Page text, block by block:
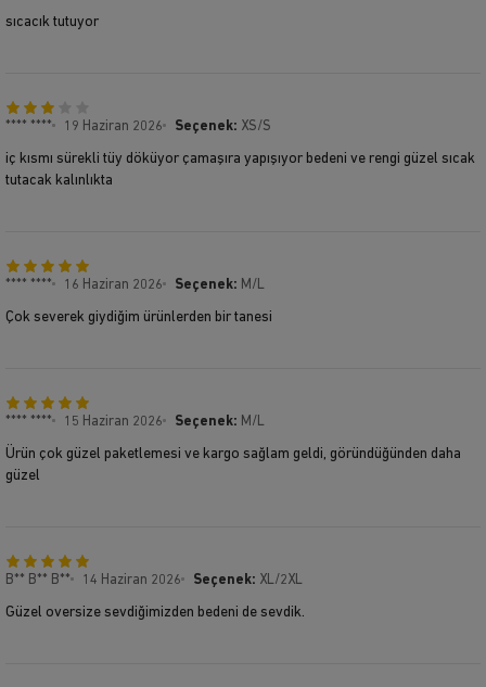
sıcacık tutuyor
**** **** 19 Haziran 2026 Seçenek: XS/S
iç kısmı sürekli tüy döküyor çamaşıra yapışıyor bedeni ve rengi güzel sıcak
tutacak kalınlıkta
**** **** 16 Haziran 2026 Seçenek: M/L
Çok severek giydiğim ürünlerden bir tanesi
**** **** 15 Haziran 2026 Seçenek: M/L
Ürün çok güzel paketlemesi ve kargo sağlam geldi, göründüğünden daha
güzel
B** B** B** 14 Haziran 2026 Seçenek: XL/2XL
Güzel oversize sevdiğimizden bedeni de sevdik.